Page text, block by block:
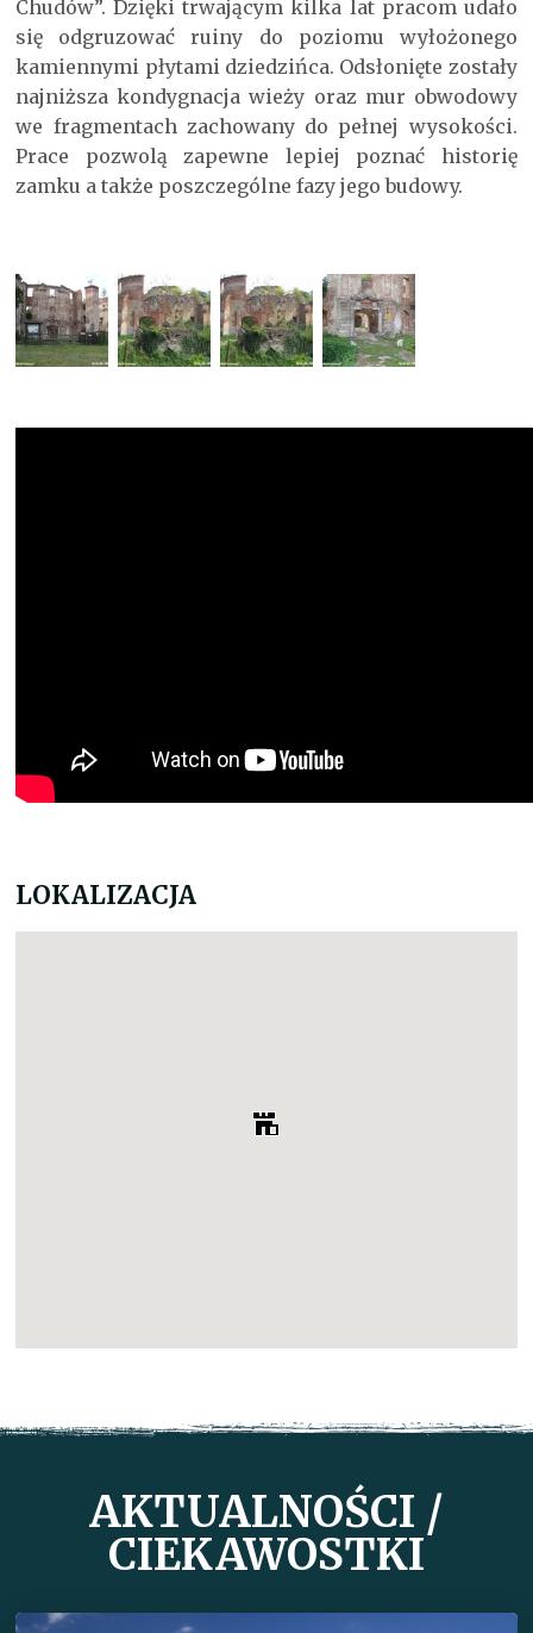
Chudów”. Dzięki trwającym kilka lat pracom udało
się odgruzować ruiny do poziomu wyłożonego
kamiennymi płytami dziedzińca. Odsłonięte zostały
najniższa kondygnacja wieży oraz mur obwodowy
we fragmentach zachowany do pełnej wysokości.
Prace pozwolą zapewne lepiej poznać historię
zamku a także poszczególne fazy jego budowy.
LOKALIZACJA
AKTUALNOŚCI /
CIEKAWOSTKI